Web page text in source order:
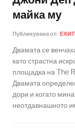
майка му
Публикувана от:
Двамата се
като страстна
площадка на The
Двамата
дори и когато
неотдавнашното